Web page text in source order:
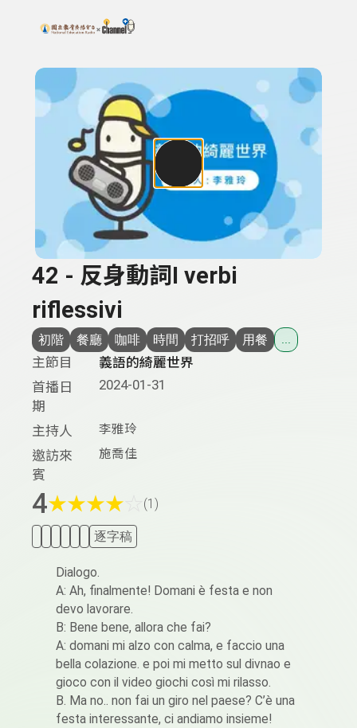
上方功能區塊
搜尋關鍵字：可輸入節目名稱、主持人或關鍵字
42 - 反身動詞I verbi
riflessivi
初階 餐廳 咖啡 時間 打招呼 用餐 ...
主節目
義語的綺麗世界
首播日
期
2024-01-31
主持人 李雅玲
邀訪來
賓
施喬佳
4★★★★ (1)
逐字稿
Dialogo.
A: Ah, finalmente! Domani è festa e non
devo lavorare.
B: Bene bene, allora che fai?
A: domani mi alzo con calma, e faccio una
bella colazione. e poi mi metto sul divnao e
gioco con il video giochi così mi rilasso.
B. Ma no.. non fai un giro nel paese? C’è una
festa interessante, ci andiamo insieme!